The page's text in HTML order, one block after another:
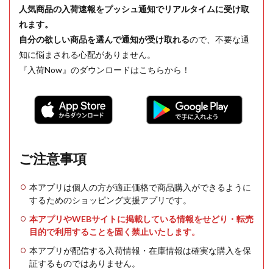
人気商品の入荷速報をプッシュ通知でリアルタイムに受け取
れます。
自分の欲しい商品を選んで通知が受け取れるので、不要な通
知に悩まされる心配がありません。
『入荷Now』のダウンロードはこちらから！
ご注意事項
本アプリは個人の方が適正価格で商品購入ができるように
するためのショッピング支援アプリです。
本アプリやWEBサイトに掲載している情報をせどり・転売
目的で利用することを固く禁止いたします。
本アプリが配信する入荷情報・在庫情報は確実な購入を保
証するものではありません。